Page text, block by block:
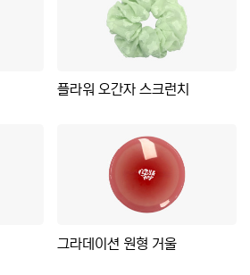
플라워 오간자 스크런치
그라데이션 원형 거울